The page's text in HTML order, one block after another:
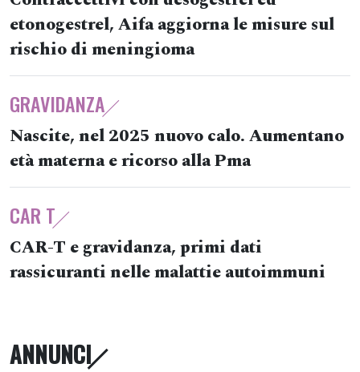
etonogestrel, Aifa aggiorna le misure sul
rischio di meningioma
GRAVIDANZA
Nascite, nel 2025 nuovo calo. Aumentano
età materna e ricorso alla Pma
CAR T
CAR-T e gravidanza, primi dati
rassicuranti nelle malattie autoimmuni
ANNUNCI